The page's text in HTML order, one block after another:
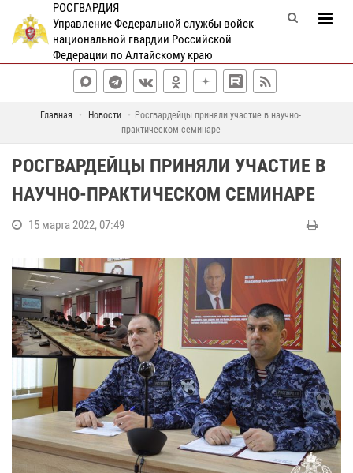
РОСГВАРДИЯ
Управление Федеральной службы войск
национальной гвардии Российской
Федерации по Алтайскому краю
Главная Новости
Росгвардейцы приняли участие в научно-
практическом семинаре
РОСГВАРДЕЙЦЫ ПРИНЯЛИ УЧАСТИЕ В
НАУЧНО-ПРАКТИЧЕСКОМ СЕМИНАРЕ
15 марта 2022, 07:49